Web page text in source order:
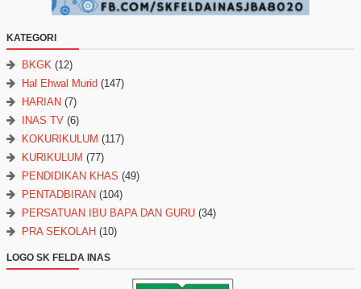
KATEGORI
BKGK (12)
Hal Ehwal Murid (147)
HARIAN (7)
INAS TV (6)
KOKURIKULUM (117)
KURIKULUM (77)
PENDIDIKAN KHAS (49)
PENTADBIRAN (104)
PERSATUAN IBU BAPA DAN GURU (34)
PRA SEKOLAH (10)
LOGO SK FELDA INAS